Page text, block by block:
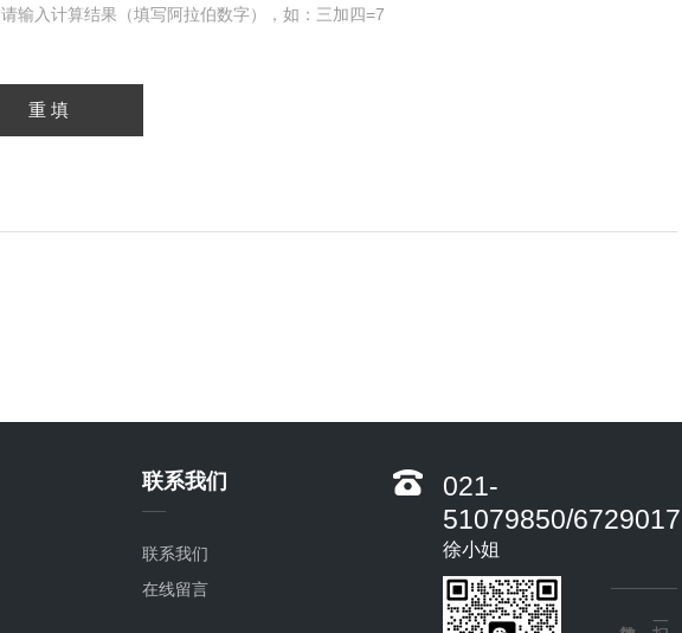
请输入计算结果（填写阿拉伯数字），如：三加四=7
联系我们
联系我们
在线留言
021-
51079850/
徐小姐